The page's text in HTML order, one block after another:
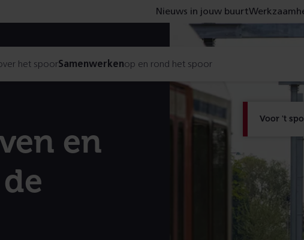
Voor 't
Nieuws in jouw buurt
het spoorSamenwerkenop en rond het spoor
en